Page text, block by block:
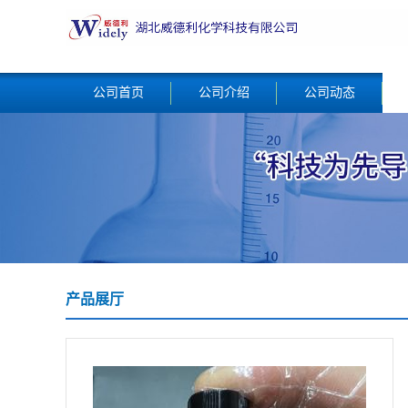
公司首页 公司介绍 公司动态
产品展厅